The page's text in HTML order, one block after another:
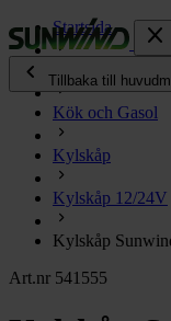
close
chevron_left
Tillbaka till
Energi chevron_right
Kök & Gasol
Värme chevron_right
Vatten chevron_right
Toalett
Grill & Fritid
Startsida
Kök och Gasol
Kylskåp
Kylskåp 12/24V
Kylskåp
Art.nr 541555